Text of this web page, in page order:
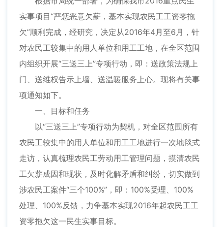
实事项目“严惩恶意欠薪，基本实现农民工工资零拖
欠”顺利完成，经研究，决定从2016年4月至6月，针
对农民工较集中的用人单位和用工工地，在全区范围
内组织开展“三送三上”专项行动，即：送政策法规上
门、送维权告示上墙、送温暖服务上心。现将有关事
项通知如下。
一、目标和任务
以“三送三上”专项行动为契机，对全区范围所有
农民工较集中的用人单位和用工工地进行一次地毯式
走访，认真梳理农民工劳动用工管理问题，摸清农民
工欠薪成因和现状，及时化解矛盾和纠纷，切实做到
涉农民工案件“三个100%”，即：100%受理、100%
处理、100%反馈，力争基本实现2016年起农民工工
资零拖欠这一民生实事目标。